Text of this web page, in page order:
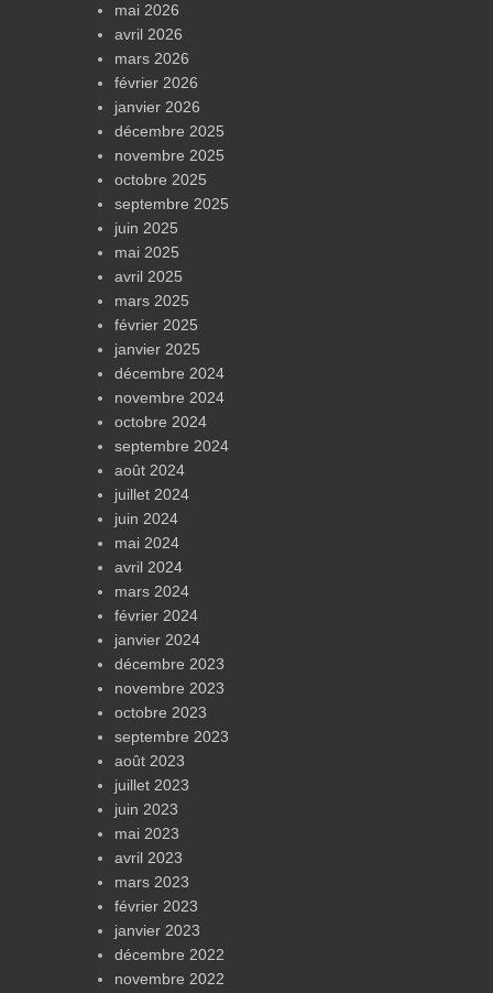
mai 2026
avril 2026
mars 2026
février 2026
janvier 2026
décembre 2025
novembre 2025
octobre 2025
septembre 2025
juin 2025
mai 2025
avril 2025
mars 2025
février 2025
janvier 2025
décembre 2024
novembre 2024
octobre 2024
septembre 2024
août 2024
juillet 2024
juin 2024
mai 2024
avril 2024
mars 2024
février 2024
janvier 2024
décembre 2023
novembre 2023
octobre 2023
septembre 2023
août 2023
juillet 2023
juin 2023
mai 2023
avril 2023
mars 2023
février 2023
janvier 2023
décembre 2022
novembre 2022